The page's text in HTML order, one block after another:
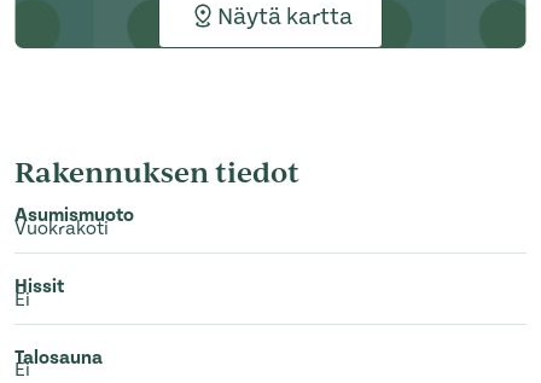
Näytä kartta
Rakennuksen tiedot
Asumismuoto
Vuokrakoti
Hissit
Ei
Talosauna
Ei